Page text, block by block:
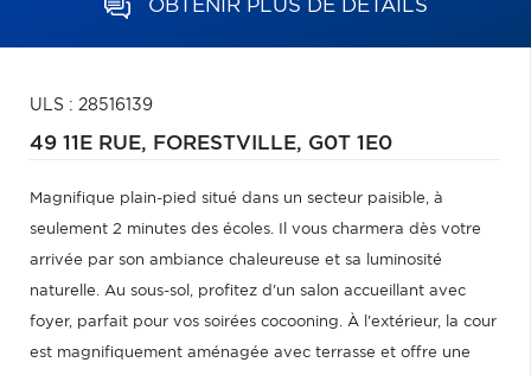
OBTENIR PLUS DE DÉTAILS
ULS : 28516139
49 11E RUE, FORESTVILLE, G0T 1E0
Magnifique plain-pied situé dans un secteur paisible, à
seulement 2 minutes des écoles. Il vous charmera dès votre
arrivée par son ambiance chaleureuse et sa luminosité
naturelle. Au sous-sol, profitez d'un salon accueillant avec
foyer, parfait pour vos soirées cocooning. À l'extérieur, la cour
est magnifiquement aménagée avec terrasse et offre une